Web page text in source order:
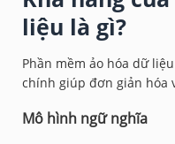
liệu là gì?
Phần mềm ảo hóa dữ
chính giúp đơn giản hóa
Mô hình ngữ nghĩa